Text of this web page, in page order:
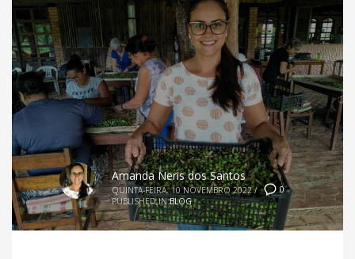
0
Amanda Neris dos Santos
QUINTA-FEIRA, 10 NOVEMBRO 2022 /
PUBLISHED IN BLOG